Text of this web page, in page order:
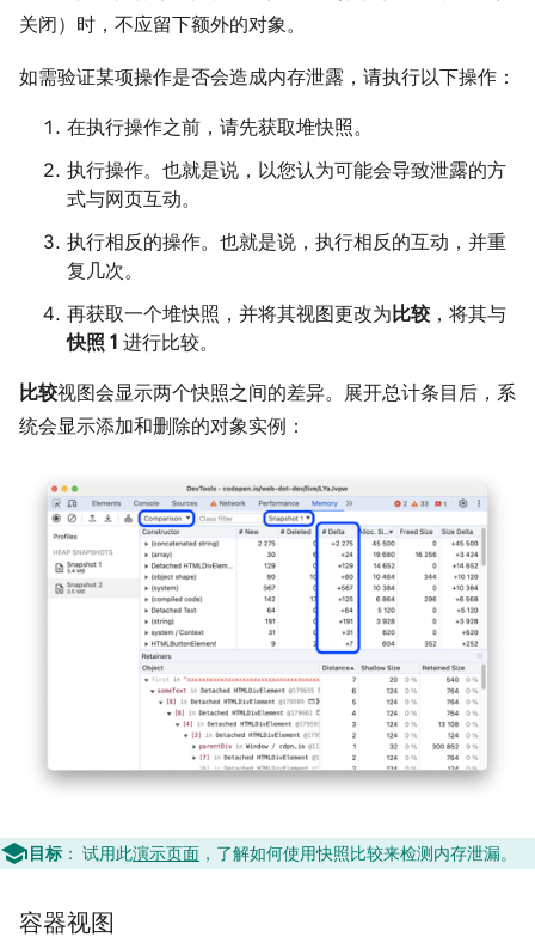
关闭）时，不应留下额外的对象。
如需验证某项操作是否会造成内存泄露，请执行以下操作：
在执行操作之前，请先获取堆快照。
执行操作。也就是说，以您认为可能会导致泄露的方
式与网页互动。
执行相反的操作。也就是说，执行相反的互动，并重
复几次。
再获取一个堆快照，并将其视图更改为比较，将其与
快照 1 进行比较。
比较视图会显示两个快照之间的差异。展开总计条目后，系
统会显示添加和删除的对象实例：
目标 ： 试用此演示页面 ，了解如何使用快照比较来检测内存泄漏。
容器视图